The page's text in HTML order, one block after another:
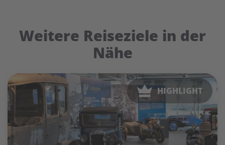
Weitere Reiseziele in der
Nähe
HIGHLIGHT